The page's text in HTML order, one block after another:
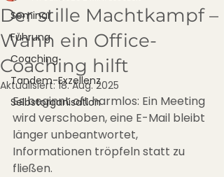
Seminar
Führung
Coaching
Tandem-Exzellenz
Selbstorganisation
Der stille Machtkampf –
Wann ein Office-
Coaching hilft
Aktualisiert:18. Aug. 2025
Es beginnt oft harmlos: Ein Meeting
wird verschoben, eine E-Mail bleibt
länger unbeantwortet,
Informationen tröpfeln statt zu
fließen.